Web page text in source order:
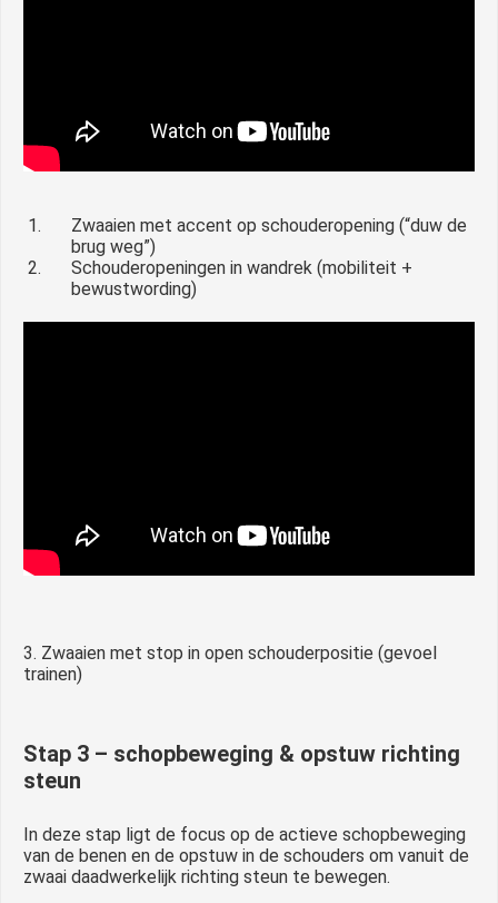
Zwaaien met accent op schouderopening (“duw de
brug weg”)
Schouderopeningen in wandrek (mobiliteit +
bewustwording)
3. Zwaaien met stop in open schouderpositie (gevoel
trainen)
Stap 3 – schopbeweging & opstuw richting
steun
In deze stap ligt de focus op de actieve schopbeweging
van de benen en de opstuw in de schouders om vanuit de
zwaai daadwerkelijk richting steun te bewegen.